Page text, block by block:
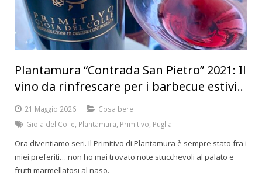
Plantamura “Contrada San Pietro” 2021: Il
vino da rinfrescare per i barbecue estivi..
21 Maggio 2026
Cosa bere
Gioia del Colle Plantamura Primitivo Puglia
Ora diventiamo seri. Il Primitivo di Plantamura è sempre stato fra i
miei preferiti… non ho mai trovato note stucchevoli al palato e
frutti marmellatosi al naso.